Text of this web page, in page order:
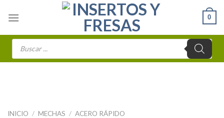
0
Búsqueda
INICIO / MECHAS / ACERO RÁPIDO